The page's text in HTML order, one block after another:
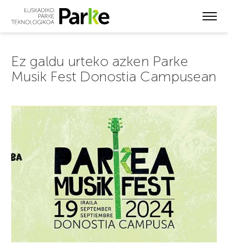
Ez galdu urteko azken Parke
Musik Fest Donostia Campusean